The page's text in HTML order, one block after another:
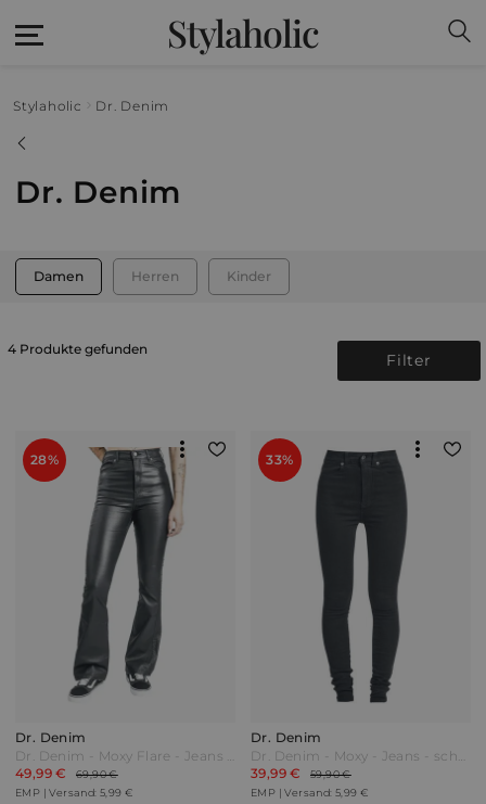
Stylaholic
Stylaholic Dr. Denim
Dr. Denim
Damen Herren Kinder
4 Produkte gefunden
Filter
28%
Dr. Denim
Dr. Denim - Moxy Flare - Jeans - schwarz
49,99 €
69,90 €
EMP | Versand: 5,99 €
33%
Dr. Denim
Dr. Denim - Moxy - Jeans - schwarz
39,99 €
59,90 €
EMP | Versand: 5,99 €